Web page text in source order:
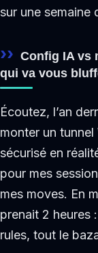
sur une semaine
Config IA vs
qui va vous
Écoutez, l’an
monter un
sécurisé en
pour mes
mes moves. En
prenait 2 heures
rules, tout le